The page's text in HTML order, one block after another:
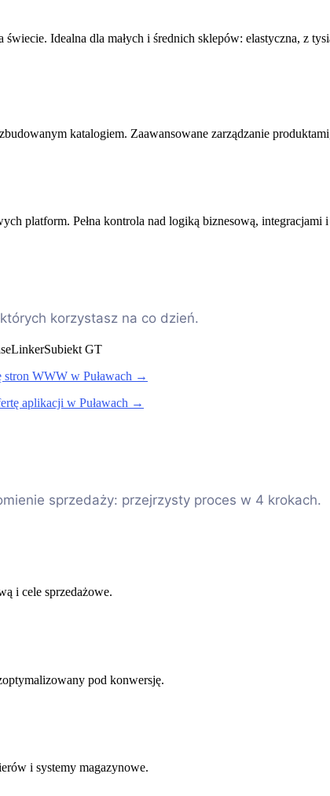
Idealna dla małych i średnich sklepów: elastyczna, z
katalogiem. Zaawansowane zarządzanie
platform. Pełna kontrola nad logiką biznesową, integracjami
korzystasz na co dzień.
Subiekt GT
stron WWW w Puławach →
aplikacji w Puławach →
sprzedaży: przejrzysty proces w 4 krokach.
i cele sprzedażowe.
pod konwersję.
i systemy magazynowe.